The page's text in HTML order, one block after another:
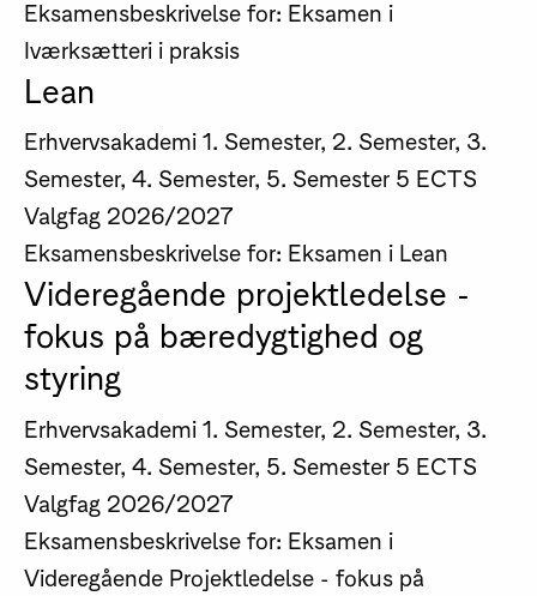
Eksamensbeskrivelse for: Eksamen i
Iværksætteri i praksis
Lean
Erhvervsakademi 1. Semester, 2. Semester, 3.
Semester, 4. Semester, 5. Semester 5 ECTS
Valgfag 2026/2027
Eksamensbeskrivelse for: Eksamen i Lean
Videregående projektledelse -
fokus på bæredygtighed og
styring
Erhvervsakademi 1. Semester, 2. Semester, 3.
Semester, 4. Semester, 5. Semester 5 ECTS
Valgfag 2026/2027
Eksamensbeskrivelse for: Eksamen i
Videregående Projektledelse - fokus på